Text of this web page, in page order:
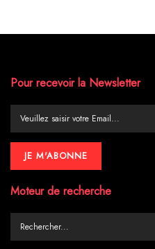
Pour recevoir la Newsletter
Moteur de recherche